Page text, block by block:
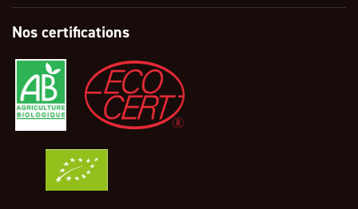
Nos certifications